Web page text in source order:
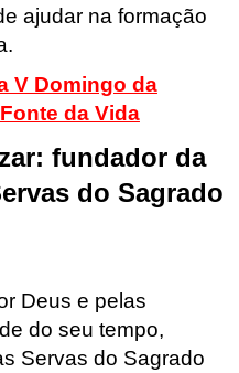
ajudar na formação
V Domingo da
da Vida
: fundador da
do Sagrado
Deus e pelas
do seu tempo,
Servas do Sagrado